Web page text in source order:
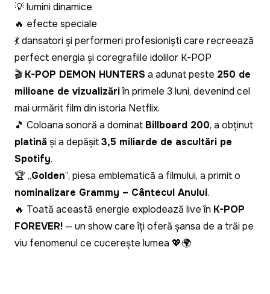
💡 lumini dinamice
🔥 efecte speciale
💃 dansatori și performeri profesioniști care recreează
perfect energia și coregrafiile idolilor K-POP
🎬 K-POP DEMON HUNTERS a adunat peste 250 de
milioane de vizualizăriîn primele 3 luni, devenind cel
mai urmărit film din istoria Netflix.
🎵 Coloana sonoră a dominat Billboard 200, a obținut
platinăși a depășit3,5 miliarde de ascultări pe
Spotify.
🏆 „Golden”, piesa emblematică a filmului, a primit o
nominalizare Grammy – Cântecul Anului.
🔥 Toată această energie explodează live în K-POP
FOREVER! — un show care îți oferă șansa de a trăi pe
viu fenomenul ce cucerește lumea 💖🌍